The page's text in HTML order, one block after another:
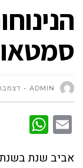
דצמבר 29,
Email
אביב שנת